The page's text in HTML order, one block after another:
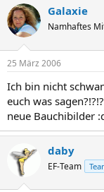
Galaxie
Namhaftes
25 März 2006
Ich bin nicht
euch was
neue Bauchibilder
daby
EF-Team